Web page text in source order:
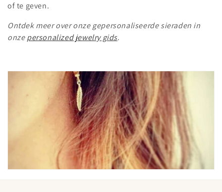
of te geven.
Ontdek meer over onze gepersonaliseerde sieraden in
onze personalized jewelry gids.